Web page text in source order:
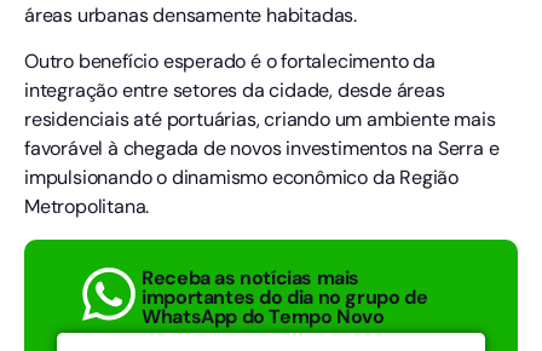
áreas urbanas densamente habitadas.
Outro benefício esperado é o fortalecimento da
integração entre setores da cidade, desde áreas
residenciais até portuárias, criando um ambiente mais
favorável à chegada de novos investimentos na Serra e
impulsionando o dinamismo econômico da Região
Metropolitana.
Receba as notícias mais
importantes do dia no grupo de
WhatsApp do Tempo Novo